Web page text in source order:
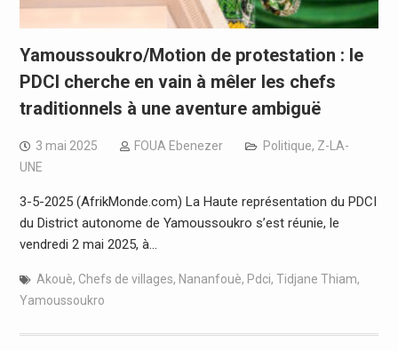
Yamoussoukro/Motion de protestation : le
PDCI cherche en vain à mêler les chefs
traditionnels à une aventure ambiguë
3 mai 2025 FOUA Ebenezer Politique, Z-LA-
UNE
3-5-2025 (AfrikMonde.com) La Haute représentation du PDCI
du District autonome de Yamoussoukro s’est réunie, le
vendredi 2 mai 2025, à…
Akouè, Chefs de villages, Nananfouè, Pdci, Tidjane Thiam,
Yamoussoukro